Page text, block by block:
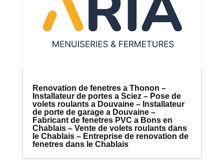
Renovation de fenetres a Thonon –
Installateur de portes a Sciez – Pose de
volets roulants a Douvaine – Installateur
de porte de garage a Douvaine –
Fabricant de fenetres PVC a Bons en
Chablais – Vente de volets roulants dans
le Chablais – Entreprise de renovation de
fenetres dans le Chablais